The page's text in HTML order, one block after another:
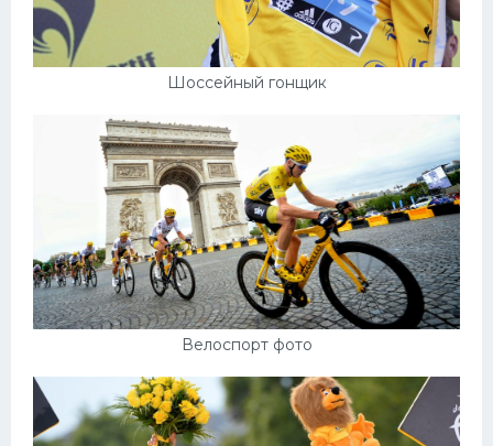
Шоссейный гонщик
Велоспорт фото